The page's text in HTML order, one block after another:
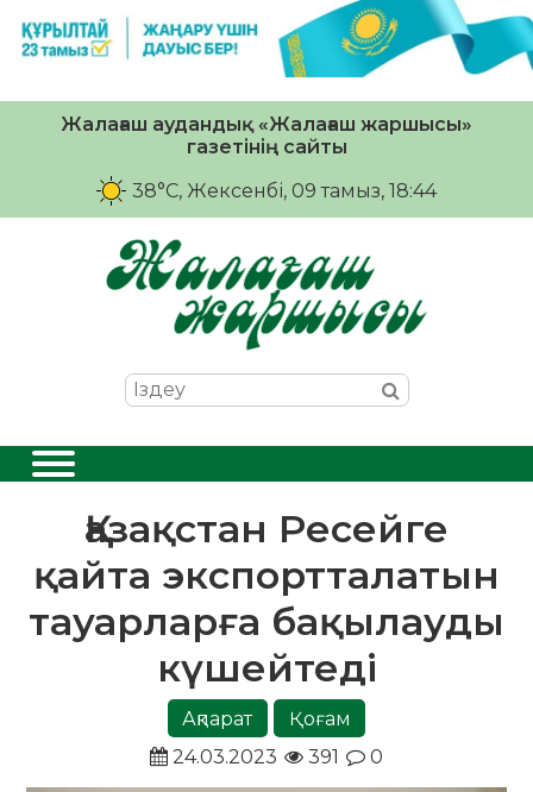
Жалағаш аудандық «Жалағаш жаршысы»
газетінің сайты
38°C, Жексенбі, 09 тамыз, 18:44
Қазақстан Ресейге
қайта экспортталатын
тауарларға бақылауды
күшейтеді
Ақпарат
Қоғам
24.03.2023
391 0